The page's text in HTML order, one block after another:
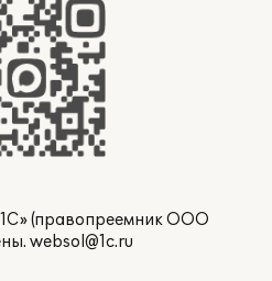
(правопреемник ООО
websol@1c.ru